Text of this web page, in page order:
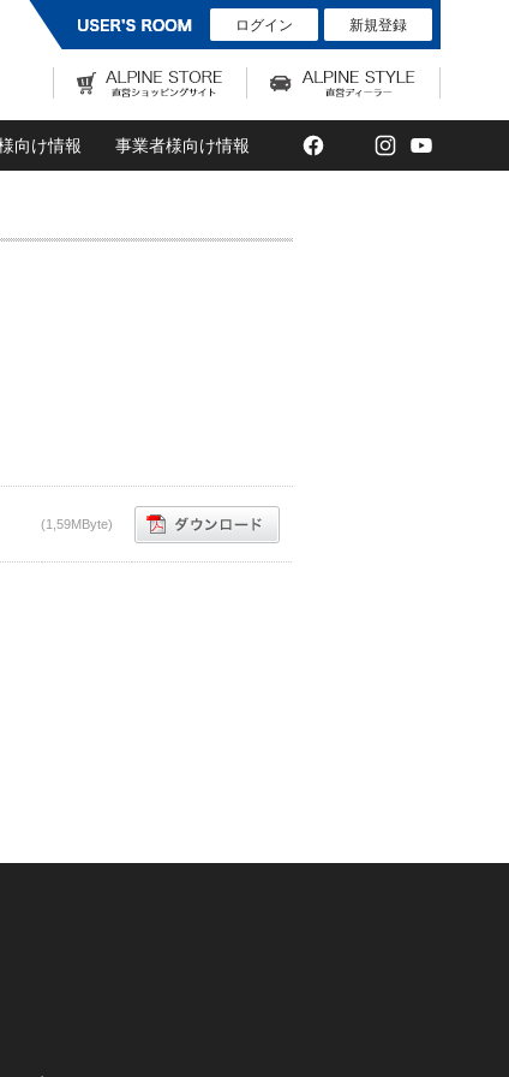
ログイン 新規登録
向け情報 事業者様向け情報 Facebook
TwitterInstagram
(1,59MByte)